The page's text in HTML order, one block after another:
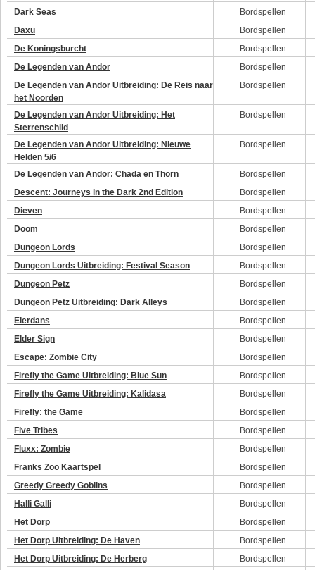
Dark Seas
Bordspellen
Daxu
Bordspellen
De Koningsburcht
Bordspellen
De Legenden van Andor
Bordspellen
De Legenden van Andor Uitbreiding: De Reis naar
het Noorden
Bordspellen
De Legenden van Andor Uitbreiding: Het
Sterrenschild
Bordspellen
De Legenden van Andor Uitbreiding: Nieuwe
Helden 5/6
Bordspellen
De Legenden van Andor: Chada en Thorn
Bordspellen
Descent: Journeys in the Dark 2nd Edition
Bordspellen
Dieven
Bordspellen
Doom
Bordspellen
Dungeon Lords
Bordspellen
Dungeon Lords Uitbreiding: Festival Season
Bordspellen
Dungeon Petz
Bordspellen
Dungeon Petz Uitbreiding: Dark Alleys
Bordspellen
Eierdans
Bordspellen
Elder Sign
Bordspellen
Escape: Zombie City
Bordspellen
Firefly the Game Uitbreiding: Blue Sun
Bordspellen
Firefly the Game Uitbreiding: Kalidasa
Bordspellen
Firefly: the Game
Bordspellen
Five Tribes
Bordspellen
Fluxx: Zombie
Bordspellen
Franks Zoo Kaartspel
Bordspellen
Greedy Greedy Goblins
Bordspellen
Halli Galli
Bordspellen
Het Dorp
Bordspellen
Het Dorp Uitbreiding: De Haven
Bordspellen
Het Dorp Uitbreiding: De Herberg
Bordspellen